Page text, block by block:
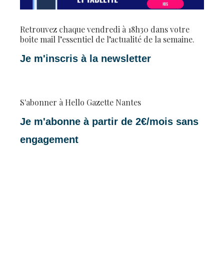
Retrouvez chaque vendredi à 18h30 dans votre
boite mail l’essentiel de l’actualité de la semaine.
Je m'inscris à la newsletter
S'abonner à Hello Gazette Nantes
Je m'abonne à partir de 2€/mois sans
engagement